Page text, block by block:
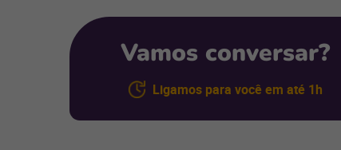
Vamos conversar?
Ligamos para você em até 1h